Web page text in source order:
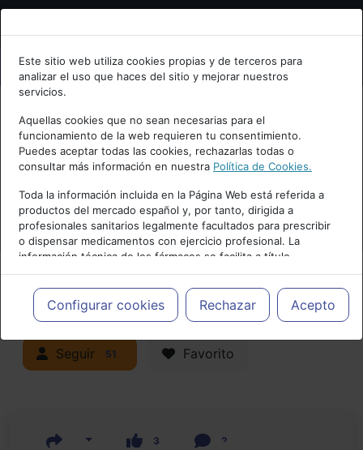
Bienvenid@ a psiquiatria.com
Escribe tu Email
Accede o regístrate con tu email.
Cancelar
Este sitio web utiliza cookies propias y de terceros para
analizar el uso que haces del sitio y mejorar nuestros
servicios.
Aquellas cookies que no sean necesarias para el
funcionamiento de la web requieren tu consentimiento.
Puedes aceptar todas las cookies, rechazarlas todas o
consultar más información en nuestra Política de Cookies.
Toda la información incluida en la Página Web está referida a
productos del mercado español y, por tanto, dirigida a
profesionales sanitarios legalmente facultados para prescribir
o dispensar medicamentos con ejercicio profesional. La
información técnica de los fármacos se facilita a título
meramente informativo, siendo responsabilidad de los
profesionales facultados prescribir medicamentos y decidir, en
cada caso concreto, el tratamiento más adecuado a las
necesidades del paciente.
Configurar cookies Rechazar Acepto
Actualidad y Artículos|
Neuropsiquiatría y Neurología
Seguir 51 Favorito
3 2